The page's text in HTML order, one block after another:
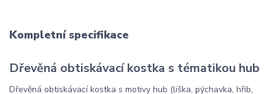
Kompletní specifikace
Dřevěná obtiskávací kostka s tématikou hub
Dřevěná obtiskávací kostka s motivy hub (liška, pýchavka, hřib,